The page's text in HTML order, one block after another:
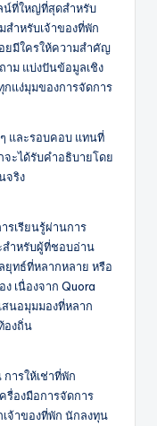
น์ที่ใหญ่ที่สุดสำหรับ
สำหรับเจ้าของที่พัก
ยมีใครให้ความสำคัญ
ม แบ่งปันข้อมูลเชิง
กแง่มุมของการจัดการ
และรอบคอบ แทนที่
ะได้รับคำอธิบายโดย
จริง
รเรียนรู้ผ่านการ
สำหรับผู้ที่ชอบอ่าน
ยุทธ์ที่หลากหลาย หรือ
เนื่องจาก Quora
นอมุมมองที่หลาก
องถิ่น
ารให้เช่าที่พัก
รื่องมือการจัดการ
เจ้าของที่พัก นักลงทุน